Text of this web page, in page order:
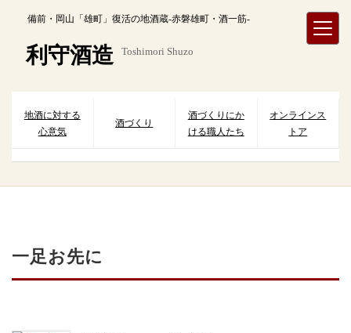
備前・岡山「雄町」復活の地酒蔵-赤磐雄町・酒一筋-
利守酒造 Toshimori Shuzo
地酒に対する
心意気
酒づくり
酒づくりにか
ける職人たち
オンラインス
トア
一足お先に